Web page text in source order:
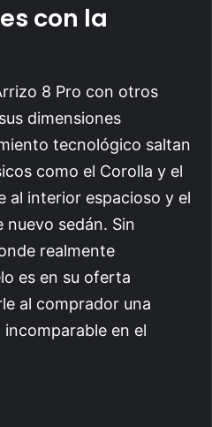
con la
8 Pro con otros
dimensiones
tecnológico saltan
como el Corolla y el
al interior espacioso y el
sedán. Sin
realmente
es en su oferta
al comprador una
en el